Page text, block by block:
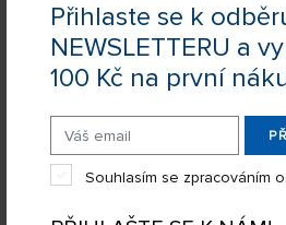
Přihlaste se k
NEWSLETTERU a
100 Kč na první
Souhlasím se zpracováním